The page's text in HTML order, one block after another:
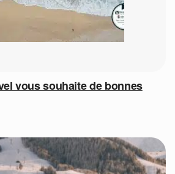
vous souhaite de bonnes